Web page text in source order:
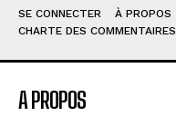
SE CONNECTER À PROPOS
CHARTE DES COMMENTAIRES
A PROPOS